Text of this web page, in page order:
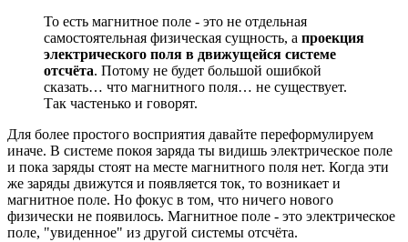
То есть магнитное поле - это не отдельная
самостоятельная физическая сущность, а проекция
электрического поля в движущейся системе
отсчёта. Потому не будет большой ошибкой
сказать… что магнитного поля… не существует.
Так частенько и говорят.
Для более простого восприятия давайте переформулируем
иначе. В системе покоя заряда ты видишь электрическое поле
и пока заряды стоят на месте магнитного поля нет. Когда эти
же заряды движутся и появляется ток, то возникает и
магнитное поле. Но фокус в том, что ничего нового
физически не появилось. Магнитное поле - это электрическое
поле, "увиденное" из другой системы отсчёта.